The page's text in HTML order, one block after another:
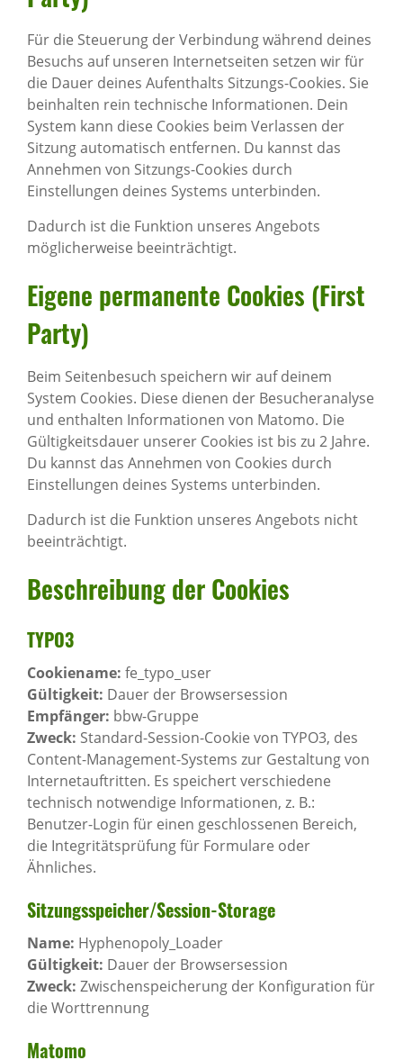
Für die Steuerung der Verbindung während deines
Besuchs auf unseren Internetseiten setzen wir für
die Dauer deines Aufenthalts Sitzungs-Cookies. Sie
beinhalten rein technische Informationen. Dein
System kann diese Cookies beim Verlassen der
Sitzung automatisch entfernen. Du kannst das
Annehmen von Sitzungs-Cookies durch
Einstellungen deines Systems unterbinden.
Dadurch ist die Funktion unseres Angebots
möglicherweise beeinträchtigt.
Eigene perma­nente Cookies (First
Party)
Beim Seitenbesuch speichern wir auf deinem
System Cookies. Diese dienen der Besucheranalyse
und enthalten Informationen von Matomo. Die
Gültigkeitsdauer unserer Cookies ist bis zu 2 Jahre.
Du kannst das Annehmen von Cookies durch
Einstellungen deines Systems unterbinden.
Dadurch ist die Funktion unseres Angebots nicht
beeinträchtigt.
Beschrei­bung der Cookies
TYPO3
Cookiename: fe_typo_user
Gültigkeit: Dauer der Browsersession
Empfänger: bbw-Gruppe
Zweck: Standard-Session-Cookie von TYPO3, des
Content-Management-Systems zur Gestaltung von
Internetauftritten. Es speichert verschiedene
technisch notwendige Informationen, z. B.:
Benutzer-Login für einen geschlossenen Bereich,
die Integritätsprüfung für Formulare oder
Ähnliches.
Sitzungs­spei­cher/Session-Storage
Name: Hyphenopoly_Loader
Gültigkeit: Dauer der Browsersession
Zweck: Zwischenspeicherung der Konfiguration für
die Worttrennung
Matomo